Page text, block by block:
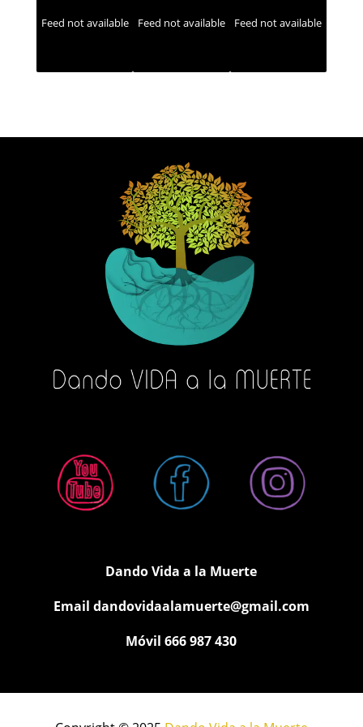
Feed not available Feed not available Feed not available
Dando Vida a la Muerte
Email dandovidaalamuerte@gmail.com
Móvil 666 987 430